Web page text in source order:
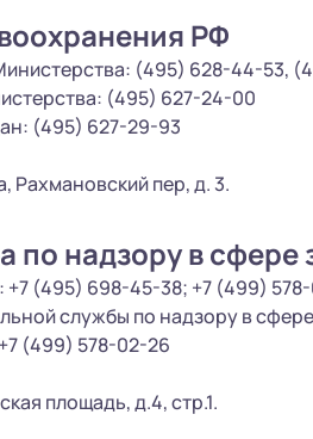
РФ
(495) 628-44-53,
(495) 627-24-00
(495) 627-29-93
Рахмановский пер, д. 3.
по надзору в сфере
(495) 698-45-38; +7 (499)
службы по надзору в
(499) 578-02-26
площадь, д.4, стр.1.